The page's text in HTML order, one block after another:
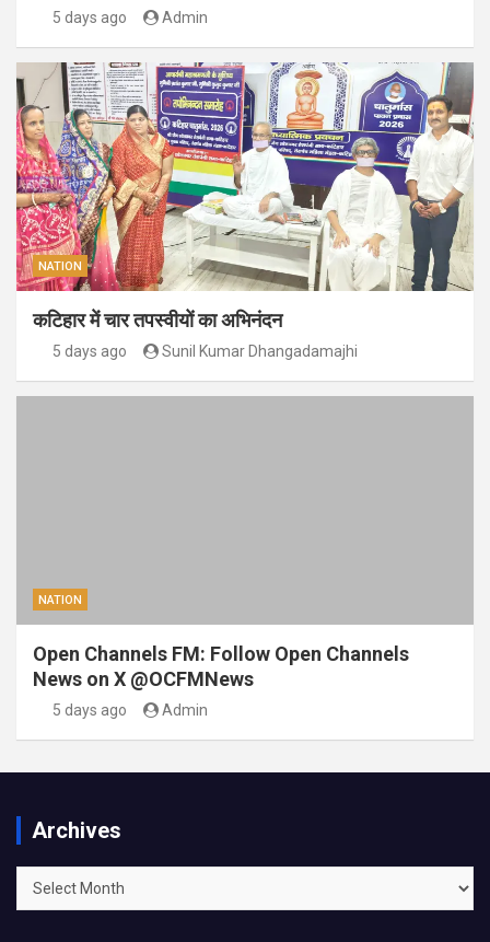
5 days ago Admin
NATION
कटिहार में चार तपस्वीयों का अभिनंदन
5 days ago Sunil Kumar Dhangadamajhi
NATION
Open Channels FM: Follow Open Channels
News on X @OCFMNews
5 days ago Admin
Archives
Archives